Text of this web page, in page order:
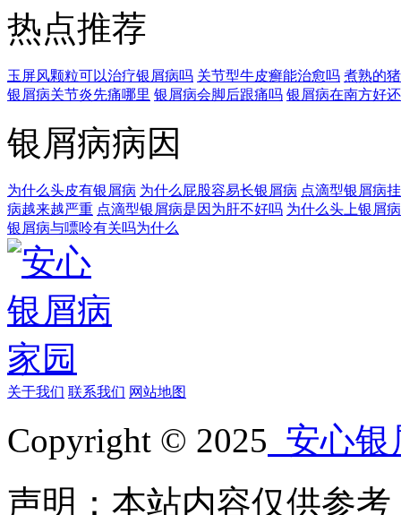
热点推荐
玉屏风颗粒可以治疗银屑病吗 关节型牛皮癣能治愈吗 煮熟的
银屑病关节炎先痛哪里 银屑病会脚后跟痛吗 银屑病在南方好
银屑病病因
为什么头皮有银屑病 为什么屁股容易长银屑病 点滴型银屑病
病越来越严重 点滴型银屑病是因为肝不好吗 为什么头上银屑
银屑病与嘌呤有关吗为什么
关于我们 联系我们 网站地图
Copyright © 2025 安心银
声明：本站内容仅供参